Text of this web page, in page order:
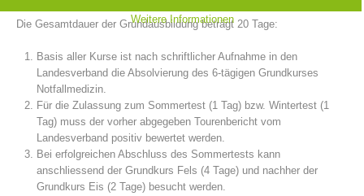
Bergrettungsstellen
Die Gesamtdauer der Grundausbildung beträgt 20 Tage:
Basis aller Kurse ist nach schriftlicher Aufnahme in den
Landesverband die Absolvierung des 6-tägigen Grundkurses
Notfallmedizin.
Für die Zulassung zum Sommertest (1 Tag) bzw. Wintertest (1
Tag) muss der vorher abgegeben Tourenbericht vom
Landesverband positiv bewertet werden.
Bei erfolgreichen Abschluss des Sommertests kann
anschliessend der Grundkurs Fels (4 Tage) und nachher der
Grundkurs Eis (2 Tage) besucht werden.
Weitere Informationen